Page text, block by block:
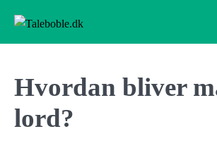
contentTaleboble.dk
Hvordan bliver
lord?